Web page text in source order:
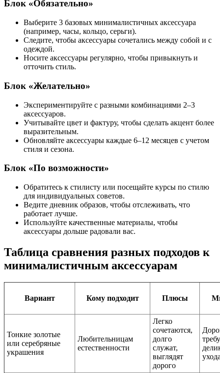
Блок «Обязательно»
Выберите 3 базовых минималистичных аксессуара
(например, часы, кольцо, серьги).
Следите, чтобы аксессуары сочетались между собой и с
одеждой.
Носите аксессуары регулярно, чтобы привыкнуть и
отточить стиль.
Блок «Желательно»
Экспериментируйте с разными комбинациями 2–3
аксессуаров.
Учитывайте цвет и фактуру, чтобы сделать акцент более
выразительным.
Обновляйте аксессуары каждые 6–12 месяцев с учетом
стиля и сезона.
Блок «По возможности»
Обратитесь к стилисту или посещайте курсы по стилю
для индивидуальных советов.
Ведите дневник образов, чтобы отслеживать, что
работает лучше.
Используйте качественные материалы, чтобы
аксессуары дольше радовали вас.
Таблица сравнения разных подходов к
минималистичным аксессуарам
Вариант Кому подходит Плюсы
Тонкие золотые
или серебряные
украшения
Любительницам
естественности
Легко
сочетаются,
долго
служат,
выглядят
дорого